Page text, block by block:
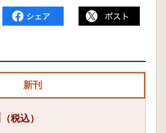
新刊
（税込）